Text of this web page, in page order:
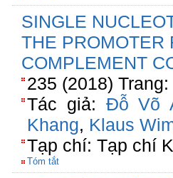
SINGLE
THE PROMOTER
COMPLEMENT
235 (2018) Trang:
Tác giả: Đỗ Võ
Khang, Klaus
Tạp chí: Tạp chí
Tóm tắt